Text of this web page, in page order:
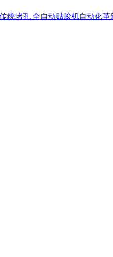
统堵孔 全自动贴胶机自动化革